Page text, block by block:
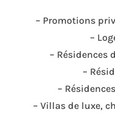
– Promotions
–
– Résidences
–
–
– Villas de luxe,